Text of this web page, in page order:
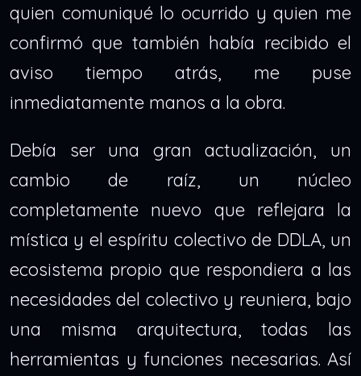
quien comuniqué lo ocurrido y quien me
confirmó que también había recibido el
aviso tiempo atrás, me puse
inmediatamente manos a la obra.
Debía ser una gran actualización, un
cambio de raíz, un núcleo
completamente nuevo que reflejara la
mística y el espíritu colectivo de DDLA, un
ecosistema propio que respondiera a las
necesidades del colectivo y reuniera, bajo
una misma arquitectura, todas las
herramientas y funciones necesarias. Así